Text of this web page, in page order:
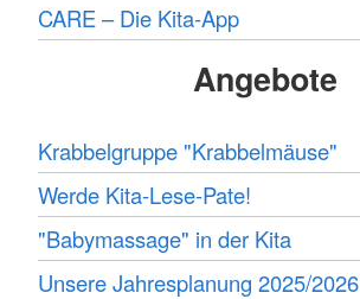
CARE – Die Kita-App
Angebote
Krabbelgruppe "Krabbelmäuse"
Werde Kita-Lese-Pate!
"Babymassage" in der Kita
Unsere Jahresplanung 2025/2026